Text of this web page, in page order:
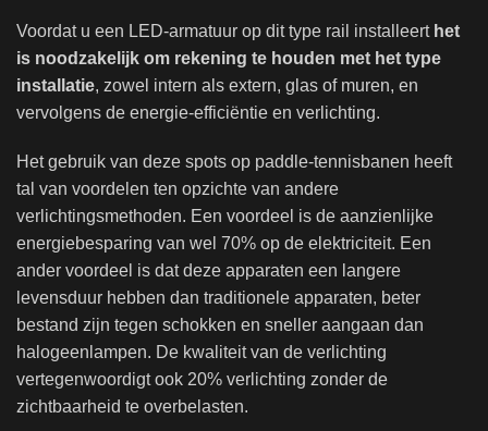
Voordat u een LED-armatuur op dit type rail installeerthet
is noodzakelijk om rekening te houden met het type
installatie, zowel intern als extern, glas of muren, en
vervolgens de energie-efficiëntie en verlichting.
Het gebruik van deze spots op paddle-tennisbanen heeft
tal van voordelen ten opzichte van andere
verlichtingsmethoden. Een voordeel is de aanzienlijke
energiebesparing van wel 70% op de elektriciteit. Een
ander voordeel is dat deze apparaten een langere
levensduur hebben dan traditionele apparaten, beter
bestand zijn tegen schokken en sneller aangaan dan
halogeenlampen. De kwaliteit van de verlichting
vertegenwoordigt ook 20% verlichting zonder de
zichtbaarheid te overbelasten.